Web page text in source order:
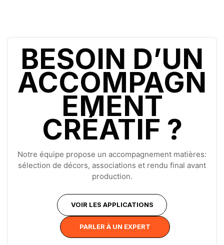
BESOIN D’UN
ACCOMPAGN
EMENT
CRÉATIF ?
Notre équipe propose un accompagnement matières:
sélection de décors, associations et rendu final avant
production.
VOIR LES APPLICATIONS
PARLER À UN EXPERT